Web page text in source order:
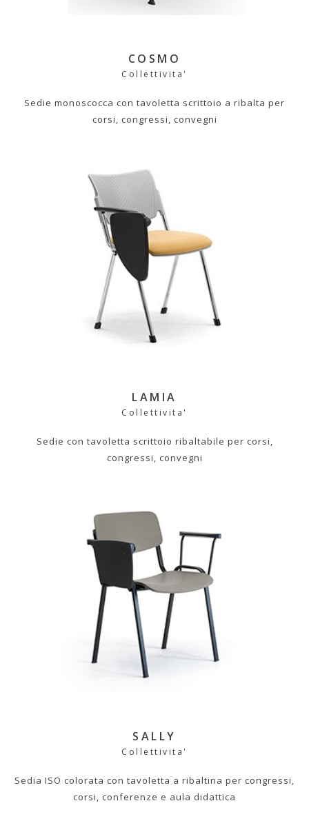
COSMO
Collettivita'
Sedie monoscocca con tavoletta scrittoio a ribalta per
corsi, congressi, convegni
LAMIA
Collettivita'
Sedie con tavoletta scrittoio ribaltabile per corsi,
congressi, convegni
SALLY
Collettivita'
Sedia ISO colorata con tavoletta a ribaltina per congressi,
corsi, conferenze e aula didattica